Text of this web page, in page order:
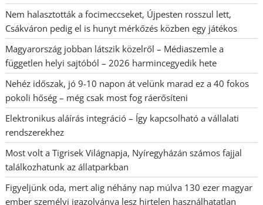
Nem halasztották a focimeccseket, Újpesten rosszul lett,
Csákváron pedig el is hunyt mérkőzés közben egy játékos
Magyarország jobban látszik közelről – Médiaszemle a
független helyi sajtóból – 2026 harmincegyedik hete
Nehéz időszak, jó 9-10 napon át velünk marad ez a 40 fokos
pokoli hőség – még csak most fog ráerősíteni
Elektronikus aláírás integráció – Így kapcsolható a vállalati
rendszerekhez
Most volt a Tigrisek Világnapja, Nyíregyházán számos fajjal
találkozhatunk az állatparkban
Figyeljünk oda, mert alig néhány nap múlva 130 ezer magyar
ember személyi igazolványa lesz hirtelen használhatatlan